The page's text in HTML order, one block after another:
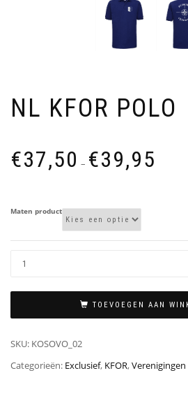
NL KFOR POLO
€37,50 – €39,95
Maten product
TOEVOEGEN AAN
SKU: KOSOVO_02
Categorieën: Exclusief, KFOR,Verenigingen